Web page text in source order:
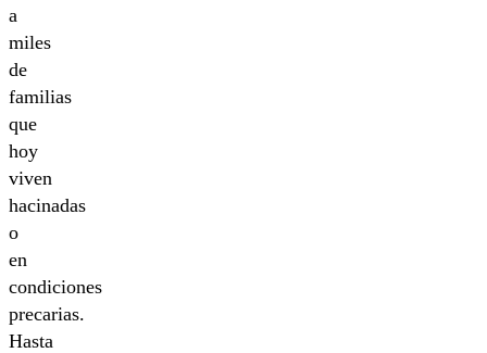
a
miles
de
familias
que
hoy
viven
hacinadas
o
en
condiciones
precarias.
Hasta